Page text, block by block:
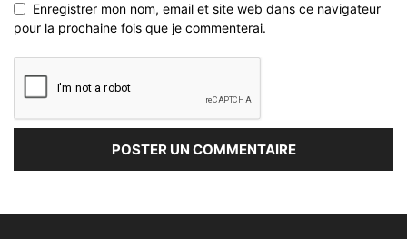
Enregistrer mon nom, email et site web dans ce navigateur
pour la prochaine fois que je commenterai.